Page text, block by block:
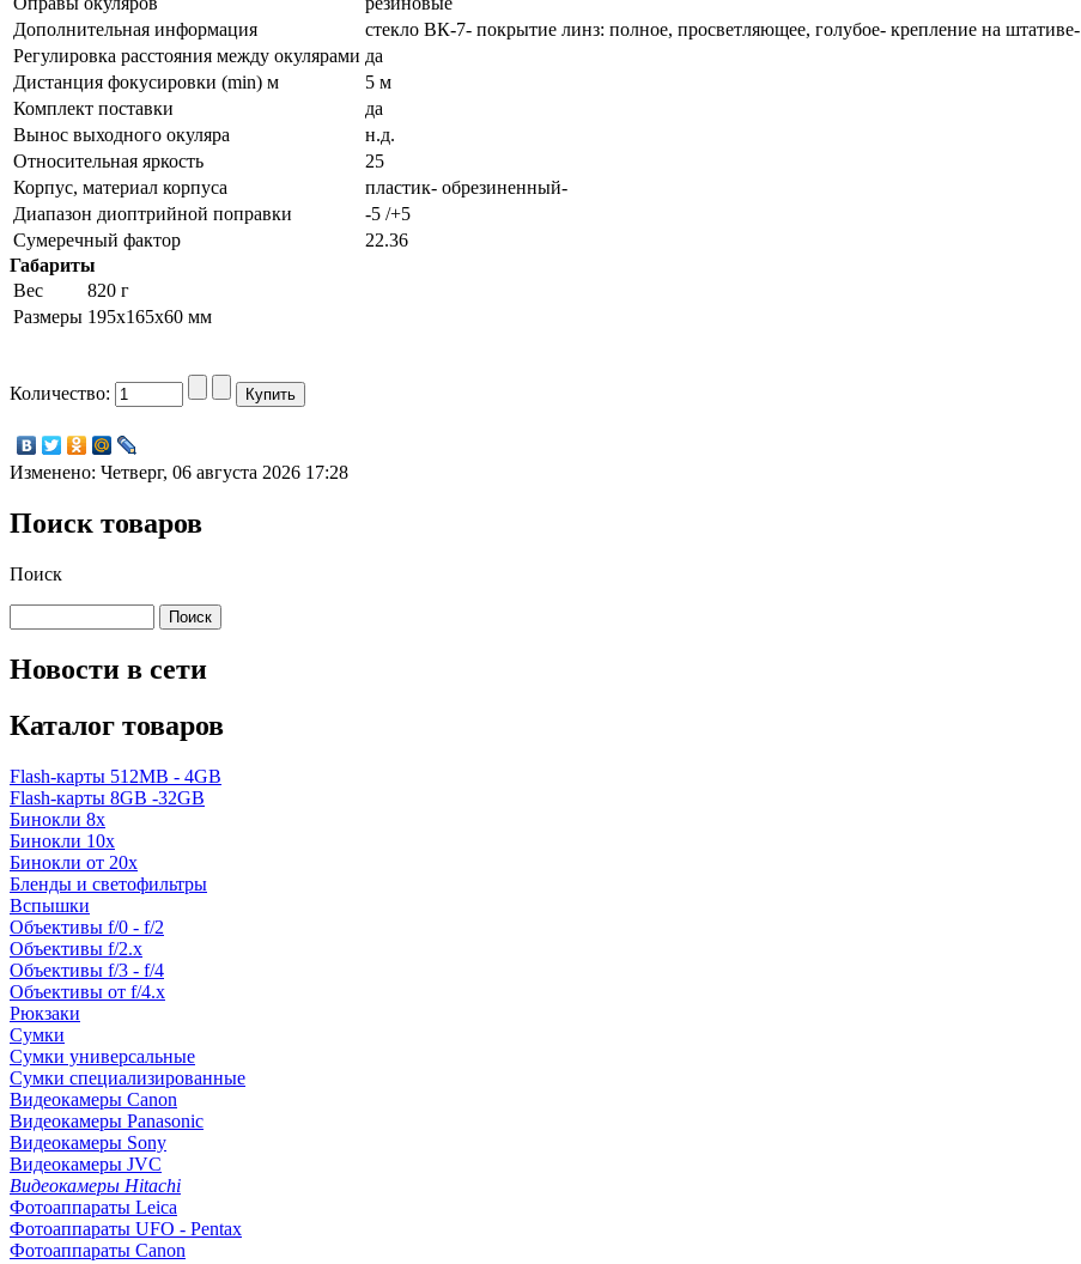
Дополнительная информация
стекло ВК-7- покрытие линз: полное, просветляющее, голубое- крепление на штативе-
Регулировка расстояния между окулярами да
Дистанция фокусировки (min) м
5 м
Комплект поставки
да
Вынос выходного окуляра
н.д.
Относительная яркость
25
Корпус, материал корпуса
пластик- обрезиненный-
Диапазон диоптрийной поправки
-5 /+5
Сумеречный фактор
22.36
Габариты
Вес
820 г
Размеры 195x165x60 мм
Количество:
Изменено: Четверг, 06 августа 2026 17:28
Поиск товаров
Поиск
Новости в сети
Каталог товаров
Flash-карты 512MB - 4GB
Flash-карты 8GB -32GB
Бинокли 8x
Бинокли 10x
Бинокли от 20x
Бленды и светофильтры
Вспышки
Объективы f/0 - f/2
Объективы f/2.x
Объективы f/3 - f/4
Объективы от f/4.x
Рюкзаки
Сумки
Сумки универсальные
Сумки специализированные
Видеокамеры Canon
Видеокамеры Panasonic
Видеокамеры Sony
Видеокамеры JVC
Видеокамеры Hitachi
Фотоаппараты Leica
Фотоаппараты UFO - Pentax
Фотоаппараты Canon